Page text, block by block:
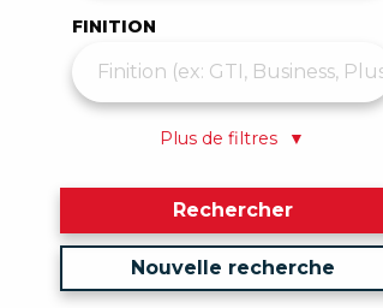
FINITION
Plus de filtres ▼
Rechercher
Nouvelle recherche